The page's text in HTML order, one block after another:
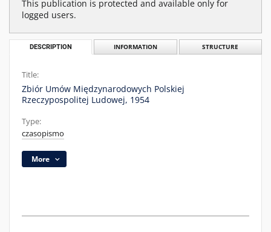
This publication is protected and available only for
logged users.
DESCRIPTION INFORMATION STRUCTURE
Title:
Zbiór Umów Międzynarodowych Polskiej
Rzeczypospolitej Ludowej, 1954
Type:
czasopismo
More